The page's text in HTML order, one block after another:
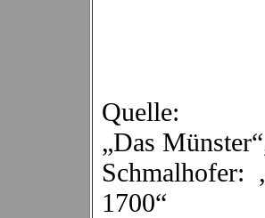
Quelle:
„Das
Schmalhofer:
1700“